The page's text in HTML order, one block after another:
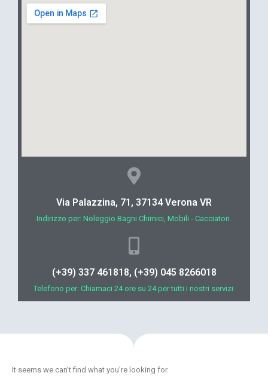
Via Palazzina, 71, 37134 Verona VR
Indirizzo per: Noleggio Bagni Chimici, Mobili - Cacciatori.
(+39) 337 461818, (+39) 045 8266018
Telefono per: Chiamaci 24 ore su 24 per tutti i nostri servizi.
It seems we can't find what you're looking for.